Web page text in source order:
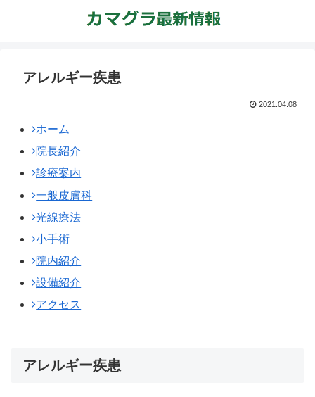
アレルギー疾患
2021.04.08
ホーム
院長紹介
診療案内
一般皮膚科
光線療法
小手術
院内紹介
設備紹介
アクセス
アレルギー疾患